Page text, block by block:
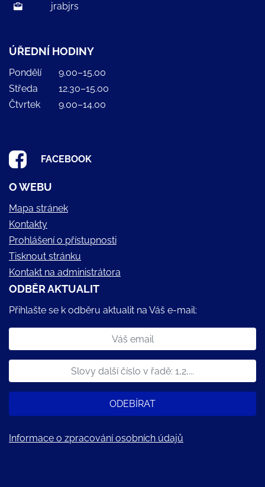
jrabjrs
ÚŘEDNÍ HODINY
Pondělí
9.00–15.00
Středa
12.30–15.00
Čtvrtek
9.00–14.00
FACEBOOK
O WEBU
Mapa stránek
Kontakty
Prohlášení o přístupnosti
Tisknout stránku
Kontakt na administrátora
ODBĚR AKTUALIT
Přihlašte se k odběru aktualit na Váš e-mail:
ODEBÍRAT
Informace o zpracování osobních údajů